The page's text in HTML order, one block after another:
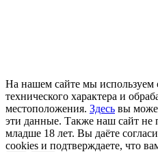
На нашем сайте мы используем
технического характера и
местоположения. Здесь вы
эти данные. Также наш сайт не
младше 18 лет. Вы даёте
cookies и подтверждаете, что